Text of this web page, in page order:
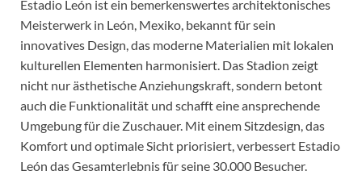
Estadio León ist ein bemerkenswertes architektonisches
Meisterwerk in León, Mexiko, bekannt für sein
innovatives Design, das moderne Materialien mit lokalen
kulturellen Elementen harmonisiert. Das Stadion zeigt
nicht nur ästhetische Anziehungskraft, sondern betont
auch die Funktionalität und schafft eine ansprechende
Umgebung für die Zuschauer. Mit einem Sitzdesign, das
Komfort und optimale Sicht priorisiert, verbessert Estadio
León das Gesamterlebnis für seine 30.000 Besucher.